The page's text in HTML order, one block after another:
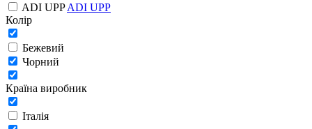
ADI UPPADI UPP
Колір
Бежевий
Чорний
Країна виробник
Італія